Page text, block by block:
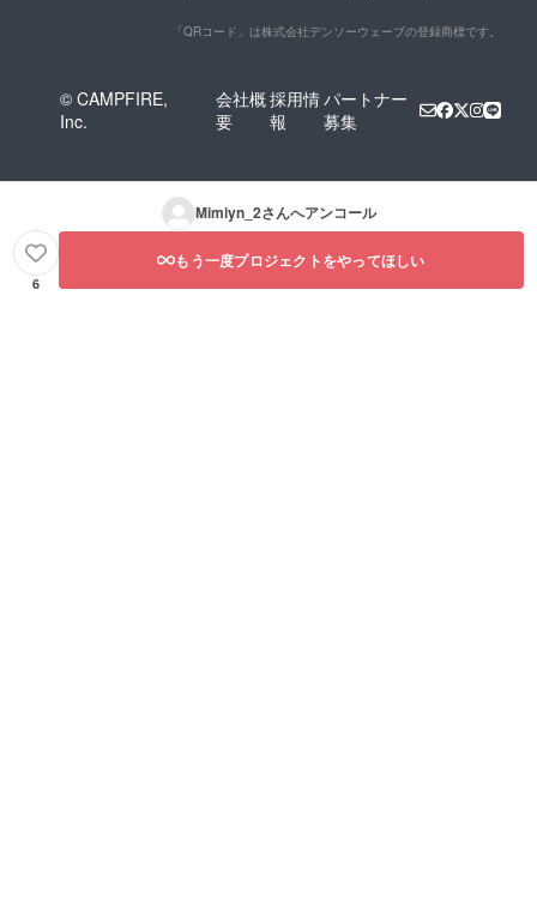
「QRコード」は株式会社デンソーウェーブの登録商標です。
© CAMPFIRE,
Inc.
会社概
要
採用情
報
パートナー
募集
Mimiyn_2さんへアンコール
6
もう一度プロジェクトをやってほしい